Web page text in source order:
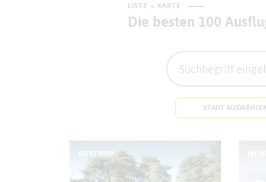
LISTE + KARTE
Die besten 100
STADT AUSWÄHLEN
BOTTROP